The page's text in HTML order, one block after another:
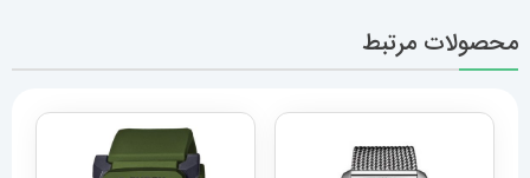
محصولات مرتبط